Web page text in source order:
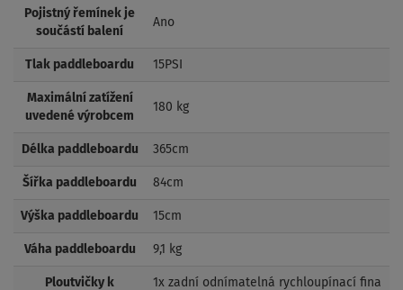
Pojistný řemínek je
součástí balení
Ano
Tlak paddleboardu 15PSI
Maximální zatížení
uvedené výrobcem
180 kg
Délka paddleboardu 365cm
Šířka paddleboardu 84cm
Výška paddleboardu 15cm
Váha paddleboardu 9,1 kg
Ploutvičky k
1x zadní odnímatelná rychloupínací fina